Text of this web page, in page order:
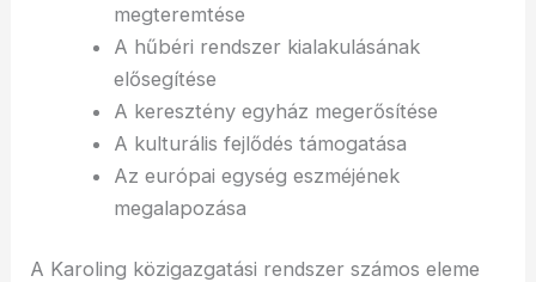
megteremtése
A hűbéri rendszer kialakulásának
elősegítése
A keresztény egyház megerősítése
A kulturális fejlődés támogatása
Az európai egység eszméjének
megalapozása
A Karoling közigazgatási rendszer számos eleme